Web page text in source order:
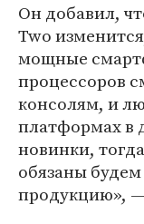
Он добавил,
Two
мощные
процессоров
консолям, и
платформах в
новинки,
обязаны
продукцию», —